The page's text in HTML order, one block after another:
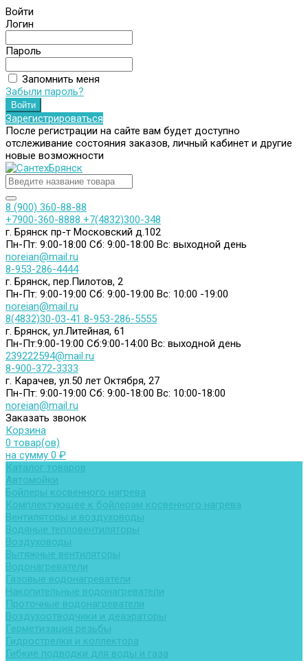
Войти
Логин
Пароль
Запомнить меня
Забыли пароль?
Зарегистрироваться
После регистрации на сайте вам будет доступно
отслеживание состояния заказов, личный кабинет и другие
новые возможности
8 (900) 360-88-88
+7900-360-8888 +7(4832)300-348
г. Брянск пр-т Московский д.102
Пн-Пт: 9:00-18:00 Сб: 9:00-18:00 Вс: выходной день
noreian@mail.ru
8-953-286-4444
г. Брянск, пер.Пилотов, 2
Пн-Пт: 9:00-19:00 Сб: 9:00-19:00 Вс: 10:00 -19:00
noreian@mail.ru
8(4832)30-03-41 8-953-286-5555
г. Брянск, ул.Литейная, 61
Пн-Пт:9:00-19:00 Сб:9:00-14:00 Вс: выходной день
239222594@mail.ru
8-900-372-3333
г. Карачев, ул.50 лет Октября, 27
Пн-Пт: 9:00-19:00 Сб: 9:00-18:00 Вс: 10:00-18:00
noreian@mail.ru
Заказать звонок
Корзина
0 товар(ов)
на сумму 0 ₽
Каталог товаров
Автомойки
Бойлеры косвенного нагрева
Комплектующее к бойлерам косвенного нагрева
Вентиляторы и воздуховоды
Водяные тепловентиляторы
Воздуховоды
Вытяжные вентиляторы
Водонагреватели
Газовые водонагреватели
Накопительные водонагреватели
Проточные водонагреватели
Воздухоотводчики и деаэраторы
Герметизация резьбы
Гидрострелки и коллектора
Гибкие подводки для воды и газа